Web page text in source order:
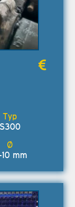
S300
mm